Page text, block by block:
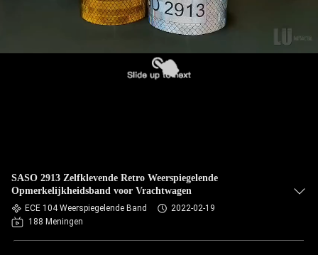
SASO 2913 Zelfklevende Retro Weerspiegelende
Opmerkelijkheidsband voor Vrachtwagen
ECE 104 Weerspiegelende Band
2022-02-19
188 Meningen